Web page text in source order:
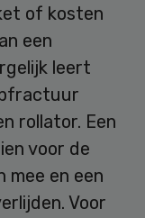
of kosten
een
leert
rollator. Een
voor de
mee en een
Voor